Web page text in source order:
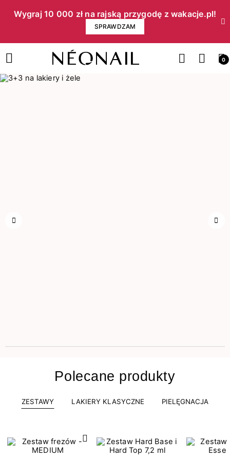
Wygraj 10 000 zł na rajską przygodę z wakacje.pl!​
SPRAWDZAM
0
Polecane produkty
ZESTAWY LAKIERY KLASYCZNE PIELĘGNACJA